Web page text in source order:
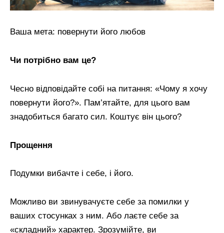
Ваша мета: повернути його любов
Чи потрібно вам це?
Чесно відповідайте собі на питання: «Чому я хочу
повернути його?». Пам’ятайте, для цього вам
знадобиться багато сил. Коштує він цього?
Прощення
Подумки вибачте і себе, і його.
Можливо ви звинувачуєте себе за помилки у
ваших стосунках з ним. Або лаєте себе за
«складний» характер. Зрозумійте, ви